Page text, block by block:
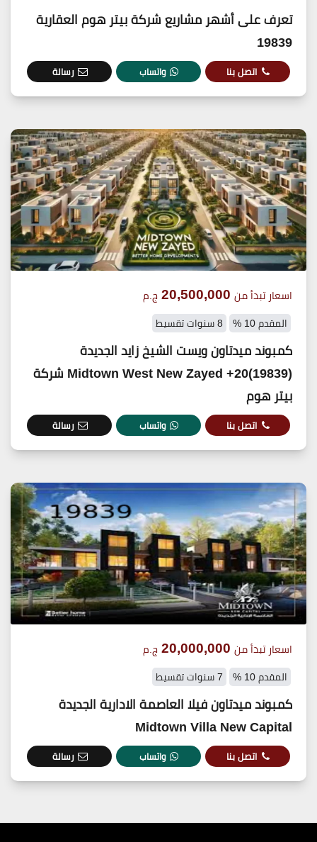
تعرف على أشهر مشاريع شركة بيتر هوم العقارية
19839
اتصل بنا واتساب رسالة
اسعار تبدأ من 20,500,000 ج.م
المقدم 10 % 8 سنوات تقسيط
كمبوند ميدتاون ويست الشيخ زايد الجديدة
(19839)20+ Midtown West New Zayed شركة
بيتر هوم
اتصل بنا واتساب رسالة
اسعار تبدأ من 20,000,000 ج.م
المقدم 10 % 7 سنوات تقسيط
كمبوند ميدتاون فيلا العاصمة الادارية الجديدة
Midtown Villa New Capital
اتصل بنا واتساب رسالة